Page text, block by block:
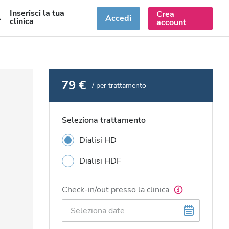
Inserisci la tua
clinica Accedi Crea
account
79 € / per trattamento
Seleziona trattamento
Dialisi HD
Dialisi HDF
Check-in/out presso la clinica